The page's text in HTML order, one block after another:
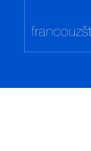
Malinština
Maorština